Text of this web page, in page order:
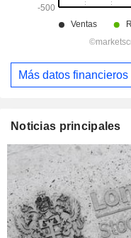
Más datos financieros
Noticias principales